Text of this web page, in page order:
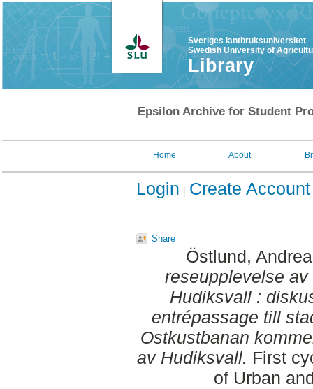
Sveriges lantbruksuniversitet
Swedish University of
Library
Epsilon Archive for Student
Home About
Login Create Account
Share
Östlund,
reseupplevelse
Hudiksvall :
entrépassage till
Ostkustbanan
av Hudiksvall. First
of Urban